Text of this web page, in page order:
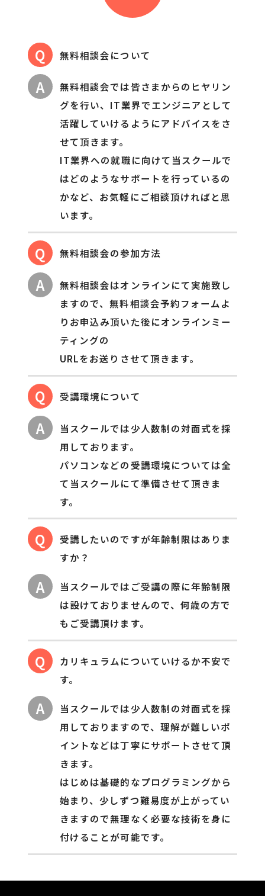
Q 無料相談会について
A
無料相談会では皆さまからのヒヤリン
グを行い、IT業界でエンジニアとして
活躍していけるようにアドバイスをさ
せて頂きます。
IT業界への就職に向けて当スクールで
はどのようなサポートを行っているの
かなど、お気軽にご相談頂ければと思
います。
Q 無料相談会の参加方法
A
無料相談会はオンラインにて実施致し
ますので、無料相談会予約フォームよ
りお申込み頂いた後にオンラインミー
ティングの
URLをお送りさせて頂きます。
Q 受講環境について
A
当スクールでは少人数制の対面式を採
用しております。
パソコンなどの受講環境については全
て当スクールにて準備させて頂きま
す。
Q
受講したいのですが年齢制限はありま
すか？
A
当スクールではご受講の際に年齢制限
は設けておりませんので、何歳の方で
もご受講頂けます。
Q
カリキュラムについていけるか不安で
す。
A
当スクールでは少人数制の対面式を採
用しておりますので、理解が難しいポ
イントなどは丁寧にサポートさせて頂
きます。
はじめは基礎的なプログラミングから
始まり、少しずつ難易度が上がってい
きますので無理なく必要な技術を身に
付けることが可能です。